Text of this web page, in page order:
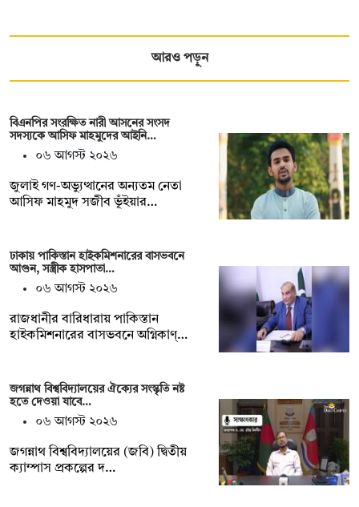
আরও পড়ুন
বিএনপির সংরক্ষিত নারী আসনের সংসদ
সদস্যকে আসিফ মাহমুদের আইনি…
০৬ আগস্ট ২০২৬
জুলাই গণ-অভ্যুত্থানের অন্যতম নেতা
আসিফ মাহমুদ সজীব ভূঁইয়ার…
ঢাকায় পাকিস্তান হাইকমিশনারের বাসভবনে
আগুন, সস্ত্রীক হাসপাতা…
০৬ আগস্ট ২০২৬
রাজধানীর বারিধারায় পাকিস্তান
হাইকমিশনারের বাসভবনে অগ্নিকাণ্…
জগন্নাথ বিশ্ববিদ্যালয়ের ঐক্যের সংস্কৃতি নষ্ট
হতে দেওয়া যাবে…
০৬ আগস্ট ২০২৬
জগন্নাথ বিশ্ববিদ্যালয়ের (জবি) দ্বিতীয়
ক্যাম্পাস প্রকল্পের দ…